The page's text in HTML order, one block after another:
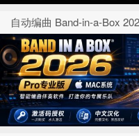
自动编曲 Band-in-a-Box